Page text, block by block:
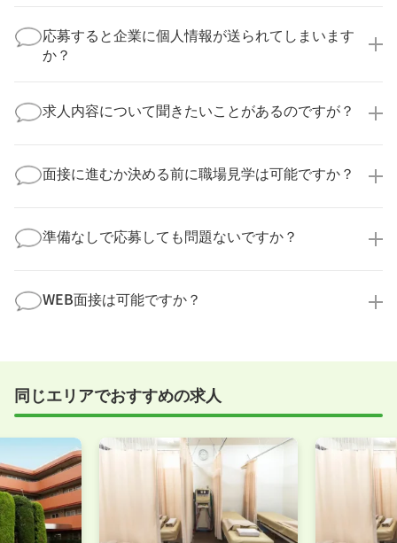
実際に医療キャリアナビを利用して転職に成功した方
の多くは、複数応募して自分に合った職場を選ばれて
います。
応募すると企業に個人情報が送られてしまいます
か？
業様に個人情報が送られることはありません！
より詳細な求人情報をご確認いただいた上で、転職希
求人内容について聞きたいことがあるのですが？
してお答えいたします。
勤務体制や職場の雰囲気、研修制度など、どんな小さ
す！
面接に進むか決める前に職場見学は可能ですか？
積極的に受け入れています。実際の職場環境や働く人
の様子を見ることで、より安心してご判断いただけま
ださい！
準備なしで応募しても問題ないですか？
まで、一からサポートいたします。「転職を考え始め
たばかり」「何から始めればいいか分からない」とい
WEB面接は可能ですか？
すめしていますが、企業様によってはWEB面接を導入
事前に確認することは可能ですので、お気軽にお申し
付けください！
同じエリアでおすすめの求人